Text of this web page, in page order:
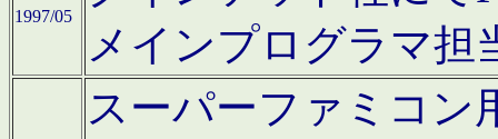
1997/05
メインプログラマ担
スーパーファミコン